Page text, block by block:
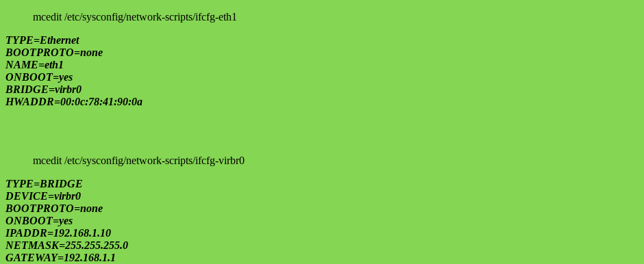
mcedit /etc/sysconfig/network-scripts/ifcfg-eth1
TYPE=Ethernet
BOOTPROTO=none
NAME=eth1
ONBOOT=yes
BRIDGE=virbr0
HWADDR=00:0c:78:41:90:0a
mcedit /etc/sysconfig/network-scripts/ifcfg-virbr0
TYPE=BRIDGE
DEVICE=virbr0
BOOTPROTO=none
ONBOOT=yes
IPADDR=192.168.1.10
NETMASK=255.255.255.0
GATEWAY=192.168.1.1